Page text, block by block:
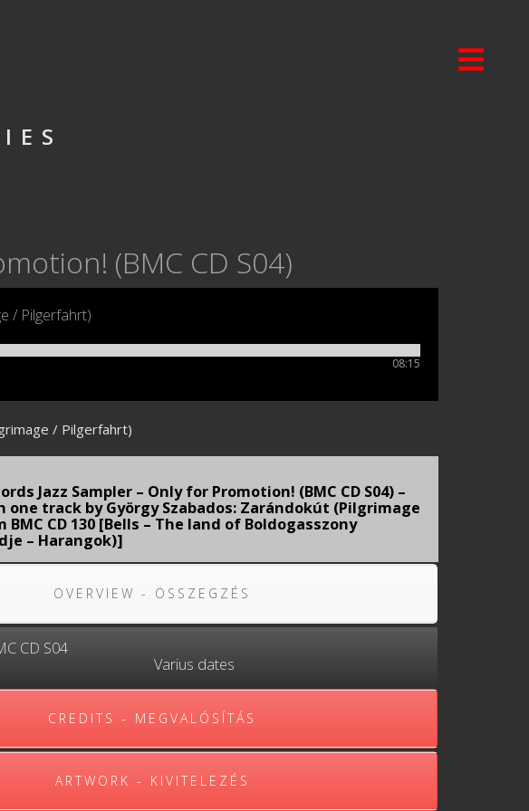
(BMC CD S04)
/ Pilgerfahrt)
08:15
/ Pilgerfahrt)
Jazz Sampler – Only for Promotion! (BMC CD S04) –
track by György Szabados: Zarándokút (Pilgrimage
CD 130 [Bells – The land of Boldogasszony
– Harangok)]
OVERVIEW - ÖSSZEGZÉS
CD S04
Varius dates
CREDITS - MEGVALÓSÍTÁS
ARTWORK - KIVITELEZÉS